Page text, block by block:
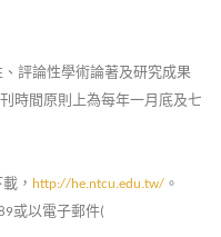
評論性學術論著及研究成果
時間原則上為每年一月底及七
， http://he.ntcu.edu.tw/ 。
或以電子郵件(